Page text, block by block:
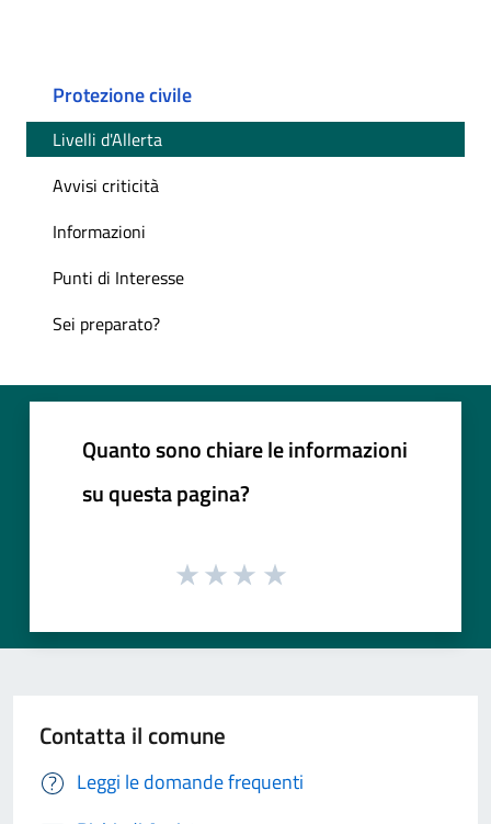
Protezione civile
Livelli d'Allerta
Avvisi criticità
Informazioni
Punti di Interesse
Sei preparato?
Quanto sono chiare le informazioni
su questa pagina?
Contatta il comune
Leggi le domande frequenti